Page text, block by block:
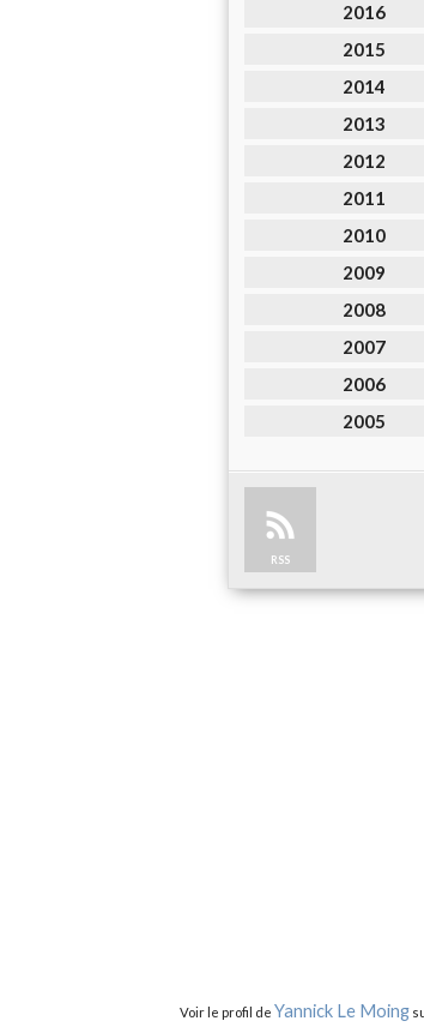
2016
2015
2014
2013
2012
2011
2010
2009
2008
2007
2006
2005
RSS
Voir le profil de Yannick Le Moing